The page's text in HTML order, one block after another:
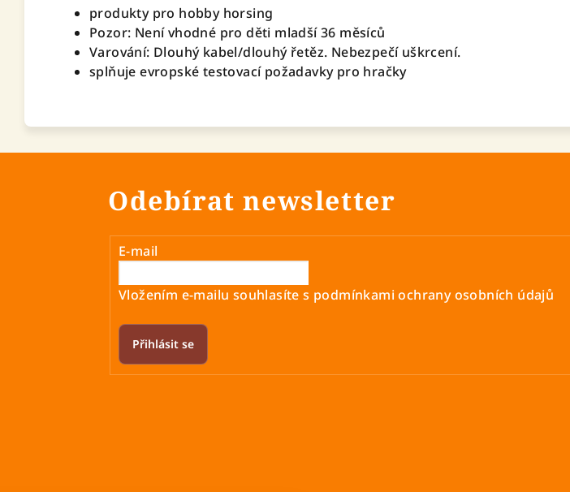
produkty pro hobby horsing
Pozor: Není vhodné pro děti mladší 36 měsíců
Varování: Dlouhý kabel/dlouhý řetěz. Nebezpečí uškrcení.
splňuje evropské testovací požadavky pro hračky
Odebírat newsletter
E-mail
Vložením e-mailu souhlasíte s podmínkami ochrany osobních údajů
Přihlásit se